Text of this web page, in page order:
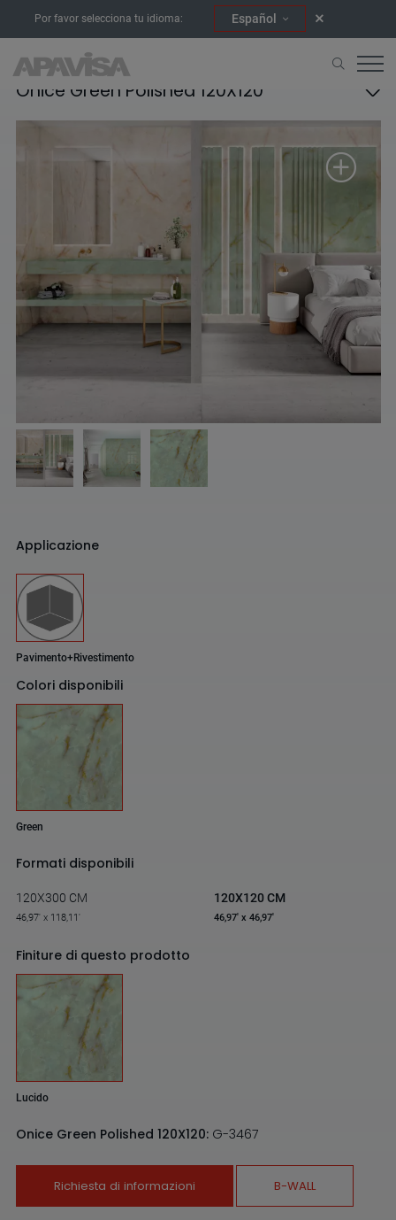
Por favor selecciona tu idioma: Español
Onice Green Polished 120X120
Applicazione
Pavimento+Rivestimento
Colori disponibili
Green
Formati disponibili
120X300 CM
46,97' x 118,11'
120X120 CM
46,97' x 46,97'
Finiture di questo prodotto
Lucido
Onice Green Polished 120X120: G-3467
Richiesta di informazioni B-WALL